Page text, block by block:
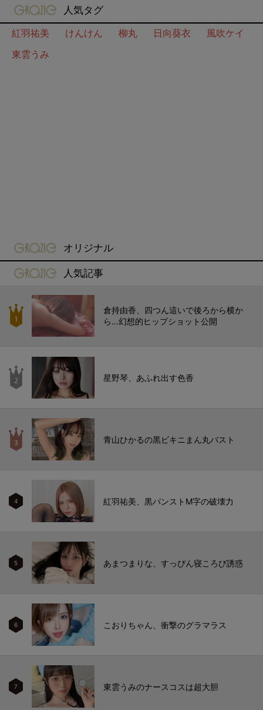
gravure-grazie
人気タグ
紅羽祐美
けんけん 柳丸 日向葵衣
風吹ケイ
東雲うみ
gravure-grazie
オリジナル
gravure-grazie
人気記事
倉持由香、四つん這いで後ろから横か
ら…幻想的ヒップショット公開
星野琴、あふれ出す色香
青山ひかるの黒ビキニまん丸バスト
4 紅羽祐美、黒パンストM字の破壊力
5 あまつまりな、すっぴん寝ころび誘惑
6 こおりちゃん、衝撃のグラマラス
7 東雲うみのナースコスは超大胆